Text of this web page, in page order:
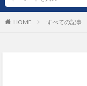
HOME すべての記事